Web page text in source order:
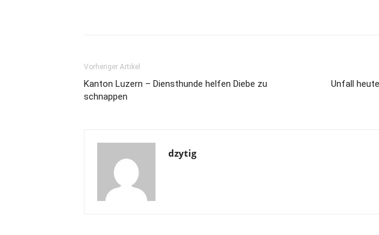
Vorheriger Artikel
Kanton Luzern – Diensthunde helfen Diebe zu
schnappen
Unfall
dzytig